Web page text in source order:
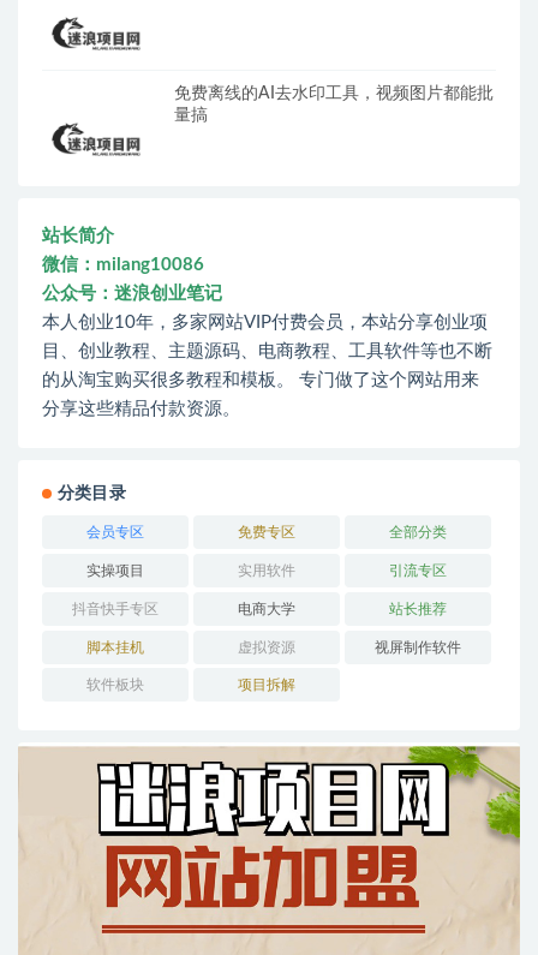
免费离线的AI去水印工具，视频图片都能批
量搞
站长简介
微信：milang10086
公众号：迷浪创业笔记
本人创业10年，多家网站VIP付费会员，本站分享创业项
目、创业教程、主题源码、电商教程、工具软件等也不断
的从淘宝购买很多教程和模板。 专门做了这个网站用来
分享这些精品付款资源。
分类目录
会员专区 免费专区 全部分类
实操项目 实用软件 引流专区
抖音快手专区 电商大学 站长推荐
脚本挂机 虚拟资源 视屏制作软件
软件板块 项目拆解